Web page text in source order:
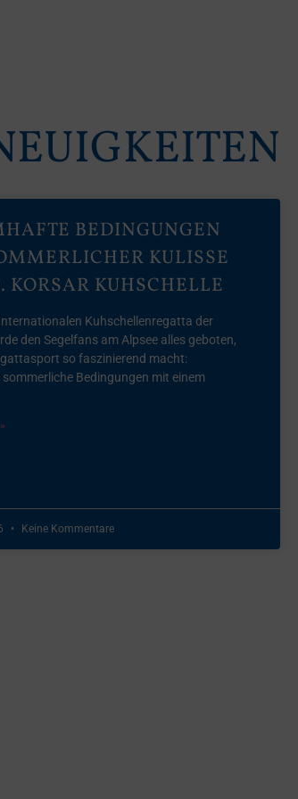
BEDINGUNGEN
KULISSE
KORSAR KUHSCHELLE
Kuhschellenregatta der
den Segelfans am Alpsee alles geboten,
so faszinierend macht:
Bedingungen mit einem
Keine Kommentare